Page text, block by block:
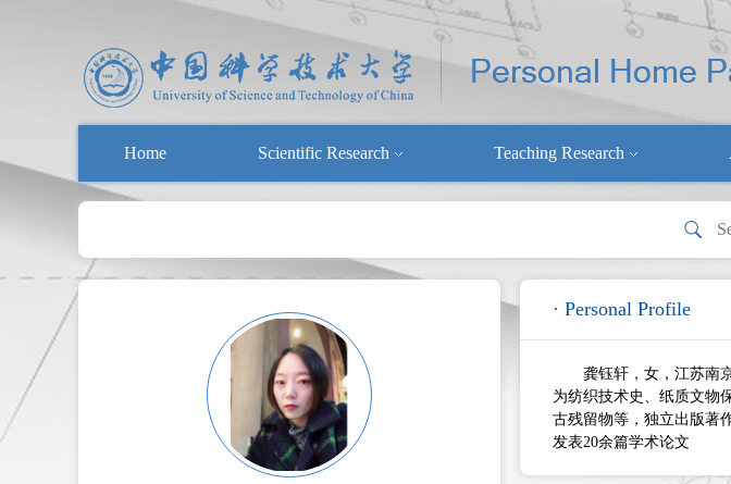
Home Scientific Research Teaching Research
· Personal Profile
龚钰轩，女，江苏南
为纺织技术史、纸质文物
古残留物等，独立出版著
发表20余篇学术论文